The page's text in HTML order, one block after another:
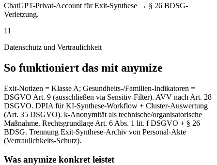
ChatGPT-Privat-Account für Exit-Synthese → § 26 BDSG-
Verletzung.
11
Datenschutz und Vertraulichkeit
So funktioniert das mit anymize
Exit-Notizen = Klasse A; Gesundheits-/Familien-Indikatoren =
DSGVO Art. 9 (ausschließen via Sensitiv-Filter). AVV nach Art. 28
DSGVO. DPIA für KI-Synthese-Workflow + Cluster-Auswertung
(Art. 35 DSGVO). k-Anonymität als technische/organisatorische
Maßnahme. Rechtsgrundlage Art. 6 Abs. 1 lit. f DSGVO + § 26
BDSG. Trennung Exit-Synthese-Archiv von Personal-Akte
(Vertraulichkeits-Schutz).
Was anymize konkret leistet